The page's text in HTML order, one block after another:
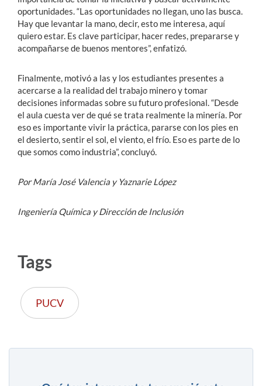
oportunidades. “Las oportunidades no llegan, uno las busca.
Hay que levantar la mano, decir, esto me interesa, aquí
quiero estar. Es clave participar, hacer redes, prepararse y
acompañarse de buenos mentores”, enfatizó.
Finalmente, motivó a las y los estudiantes presentes a
acercarse a la realidad del trabajo minero y tomar
decisiones informadas sobre su futuro profesional. “Desde
el aula cuesta ver de qué se trata realmente la minería. Por
eso es importante vivir la práctica, pararse con los pies en
el desierto, sentir el sol, el viento, el frío. Eso es parte de lo
que somos como industria”, concluyó.
Por María José Valencia y Yaznarie López
Ingeniería Química y Dirección de Inclusión
Tags
PUCV